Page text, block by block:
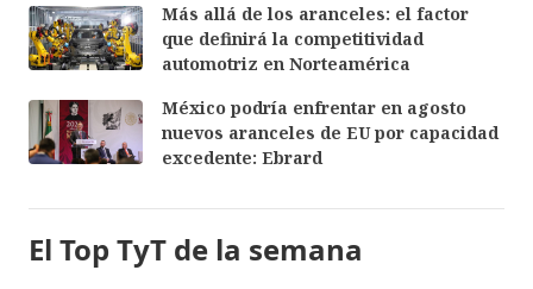
Más allá de los aranceles: el factor
que definirá la competitividad
automotriz en Norteamérica
México podría enfrentar en agosto
nuevos aranceles de EU por capacidad
excedente: Ebrard
El Top TyT de la semana